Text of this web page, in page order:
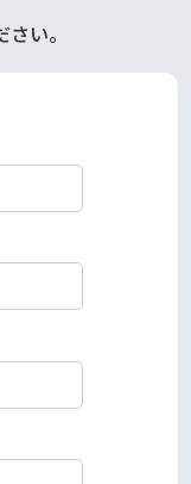
い。